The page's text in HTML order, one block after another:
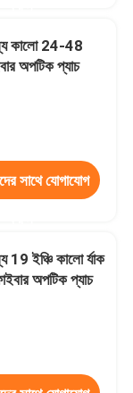
কালো 24-48
অপটিক প্যাচ
সাথে যোগাযোগ
19 ইঞ্চি কালো র্যাক
অপটিক প্যাচ